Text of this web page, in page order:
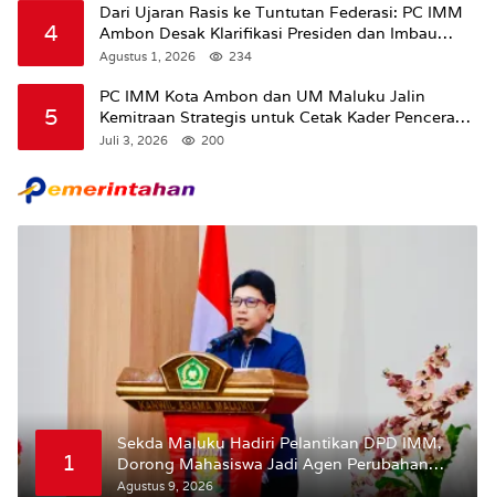
4
Dari Ujaran Rasis ke Tuntutan Federasi: PC IMM
Ambon Desak Klarifikasi Presiden dan Imbau
Tunda Pengibaran Bendera Merah Putih Di
Agustus 1, 2026 234
5
PC IMM Kota Ambon dan UM Maluku Jalin
Kemitraan Strategis untuk Cetak Kader Pencerah
Bangsa “Membangun Peradaban dari Kampus”
Juli 3, 2026 200
1
Sekda Maluku Hadiri Pelantikan DPD IMM,
Dorong Mahasiswa Jadi Agen Perubahan
dan Mitra Strategis Pemerintah
Agustus 9, 2026